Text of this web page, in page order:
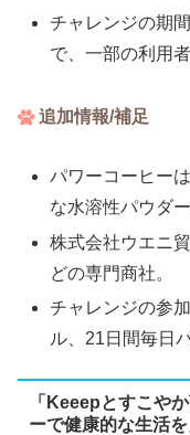
チャレンジの期
で、一部の利用
追加情報/補足
パワーコーヒー
な水溶性パウダ
株式会社ウエニ
どの専門商社。
チャレンジの参
ル、21日間毎日
「Keeepとすこや
ーで健康的な生活を